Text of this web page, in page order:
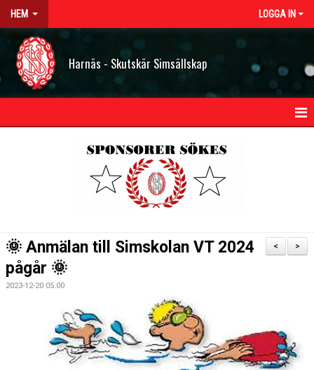
HEM LOGGA IN
Harnäs - Skutskär Simsällskap
STYRELSEN
FJÄRRANHÖJDERBADET
HARNÄSBADET
>
<
🌞 Anmälan till Simskolan VT 2024
pågår 🌞
2023-12-20 05:00